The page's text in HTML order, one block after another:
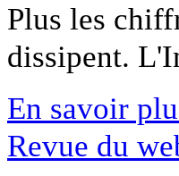
Plus les
dissipent.
En savoir
Revue du